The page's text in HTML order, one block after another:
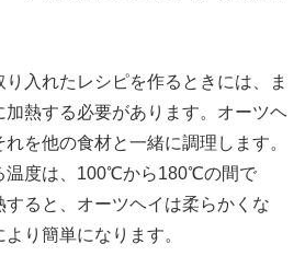
入れたレシピを作るときには、ま
熱する必要があります。オーツヘ
を他の食材と一緒に調理します。
温度は、100℃から180℃の間で
ると、オーツヘイは柔らかくな
り簡単になります。